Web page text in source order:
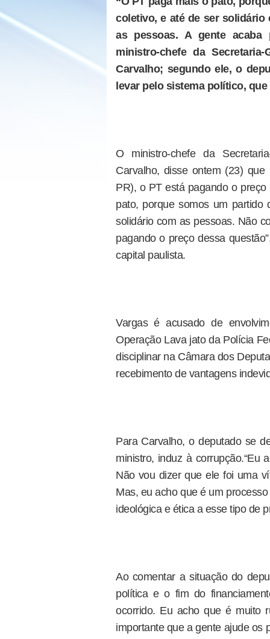
coletivo, e até de ser
as pessoas. A gente acaba
ministro-chefe da
Carvalho; segundo ele, o
levar pelo sistema político,
O ministro-chefe da
Carvalho, disse ontem (23)
PR), o PT está pagando o preço
pato, porque somos um
solidário com as pessoas. Não
pagando o preço dessa
capital paulista.
Vargas é acusado de
Operação Lava jato da Polícia
disciplinar na Câmara dos
recebimento de vantagens
Para Carvalho, o deputado se
ministro, induz à corrupção.“Eu
Não vou dizer que ele foi uma
Mas, eu acho que é um
ideológica e ética a esse tipo de
Ao comentar a situação do
política e o fim do
ocorrido. Eu acho que é muito
importante que a gente ajude os